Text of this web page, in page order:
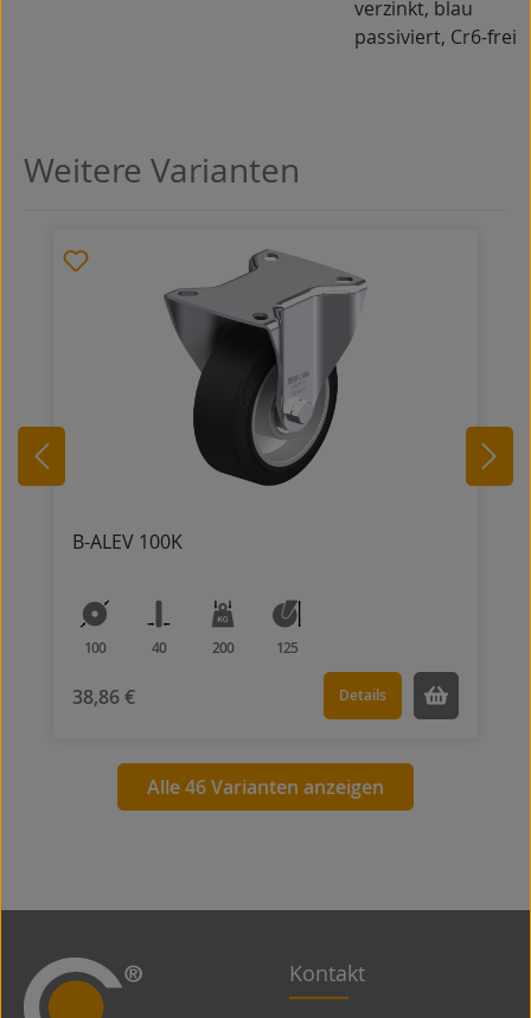
verzinkt, blau
passiviert, Cr6-frei
Produktgalerie überspringen
Weitere Varianten
B-ALEV 100K
100 40 200 125
38,86 € Details
Alle 46 Varianten anzeigen
Kontakt